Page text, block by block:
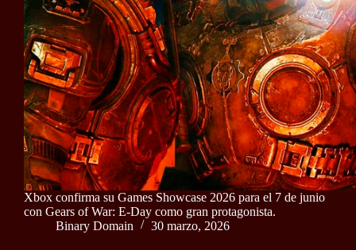
Xbox confirma su Games Showcase 2026 para el 7 de junio
con Gears of War: E-Day como gran protagonista.
Binary Domain
30 marzo, 2026